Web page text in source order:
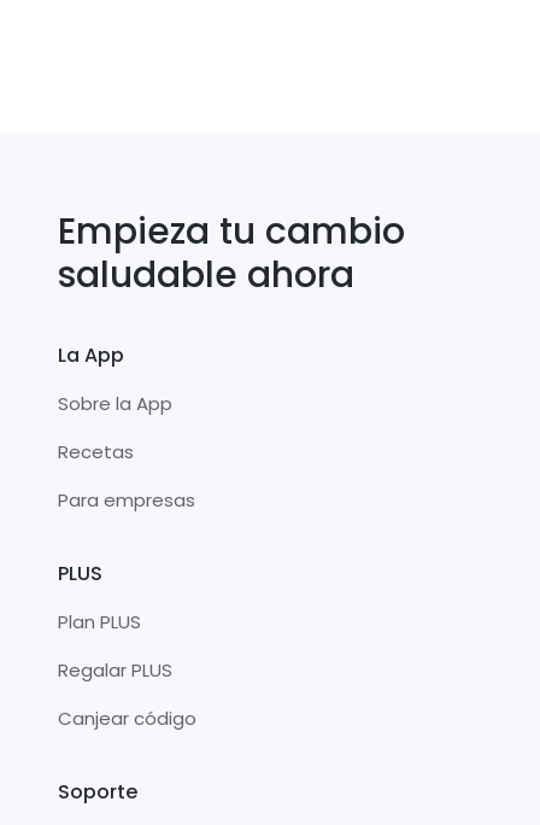
Empieza tu cambio
saludable ahora
La App
Sobre la App
Recetas
Para empresas
PLUS
Plan PLUS
Regalar PLUS
Canjear código
Soporte